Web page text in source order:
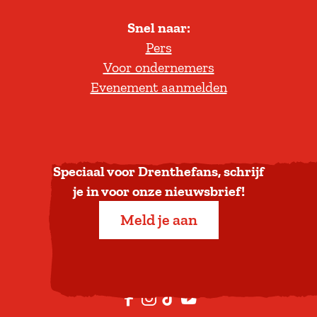
l
t
e
r
a
a
b
n
Snel naar:
Pers
Voor ondernemers
Evenement aanmelden
Speciaal voor Drenthefans, schrijf
je in voor onze nieuwsbrief!
Meld je aan
F
I
T
Y